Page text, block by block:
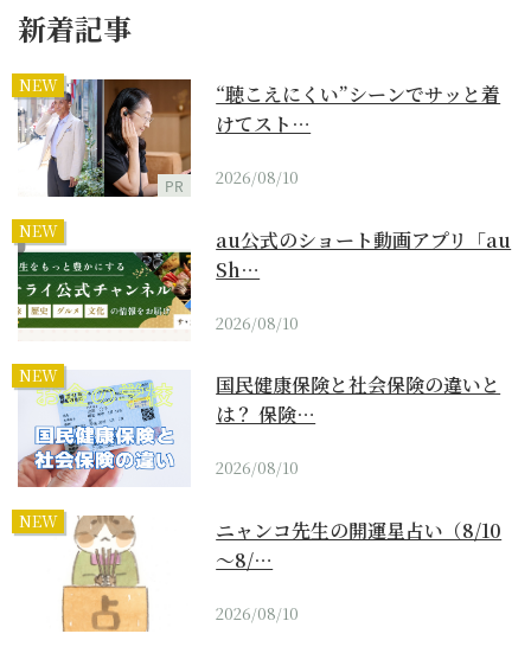
新着記事
NEW
PR
“聴こえにくい”シーンでサッと着
けてスト…
2026/08/10
NEW
au公式のショート動画アプリ「au
Sh…
2026/08/10
NEW
国民健康保険と社会保険の違いと
は？ 保険…
2026/08/10
NEW
ニャンコ先生の開運星占い（8/10
～8/…
2026/08/10